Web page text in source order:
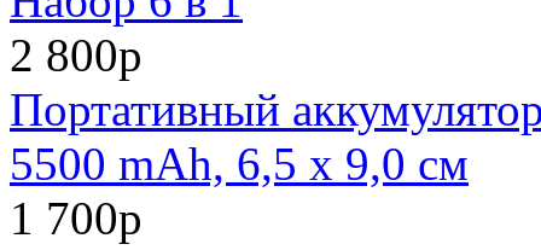
2 800р
Портативный
5500 mAh, 6,5 х 9,0 см
1 700р